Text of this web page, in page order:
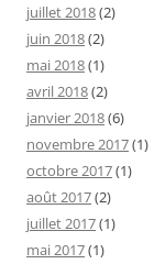
juillet 2018(2)
juin 2018(2)
mai 2018(1)
avril 2018(2)
janvier 2018(6)
novembre 2017(1)
octobre 2017(1)
août 2017(2)
juillet 2017(1)
mai 2017(1)